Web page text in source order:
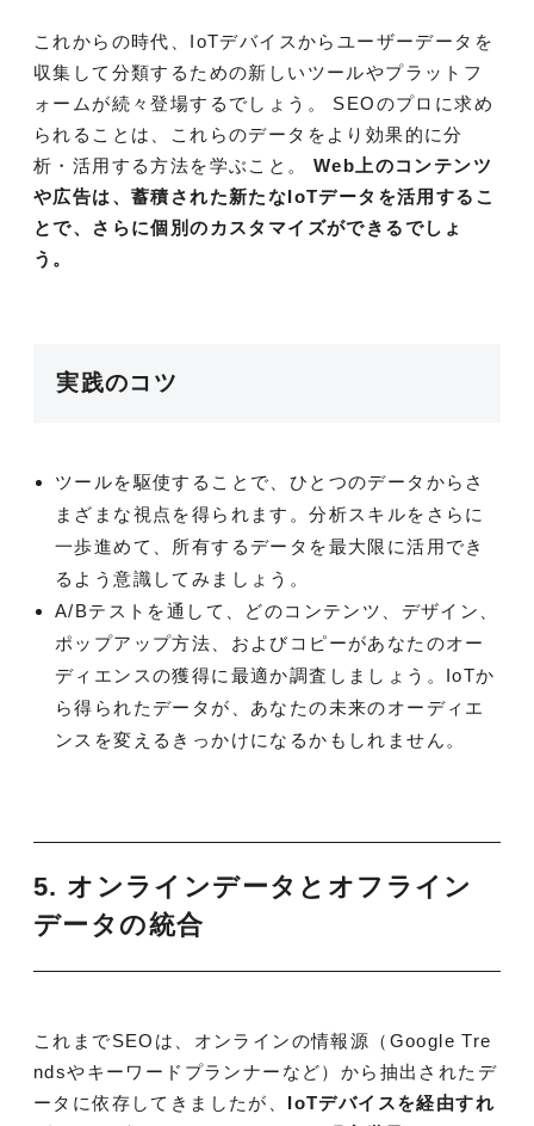
これからの時代、IoTデバイスからユーザーデータを
収集して分類するための新しいツールやプラットフ
ォームが続々登場するでしょう。 SEOのプロに求め
られることは、これらのデータをより効果的に分
析・活用する方法を学ぶこと。 Web上のコンテンツ
や広告は、蓄積された新たなIoTデータを活用するこ
とで、さらに個別のカスタマイズができるでしょ
う。
実践のコツ
ツールを駆使することで、ひとつのデータからさ
まざまな視点を得られます。分析スキルをさらに
一歩進めて、所有するデータを最大限に活用でき
るよう意識してみましょう。
A/Bテストを通して、どのコンテンツ、デザイン、
ポップアップ方法、およびコピーがあなたのオー
ディエンスの獲得に最適か調査しましょう。IoTか
ら得られたデータが、あなたの未来のオーディエ
ンスを変えるきっかけになるかもしれません。
5. オンラインデータとオフライン
データの統合
これまでSEOは、オンラインの情報源（Google Tre
ndsやキーワードプランナーなど）から抽出されたデ
ータに依存してきましたが、 IoTデバイスを経由すれ